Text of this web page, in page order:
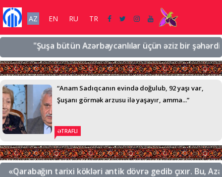
AZ EN RU TR
"Şuşa bütün Azərbaycanlılar üçün əziz bir şəhərdir,
“Anam Sadıqcanın evində doğulub, 92 yaşı var,
Şuşanı görmək arzusu ilə yaşayır, amma...”
ƏTRAFLI
tarixi kökləri antik dövrə gedib çıxır. Bu,